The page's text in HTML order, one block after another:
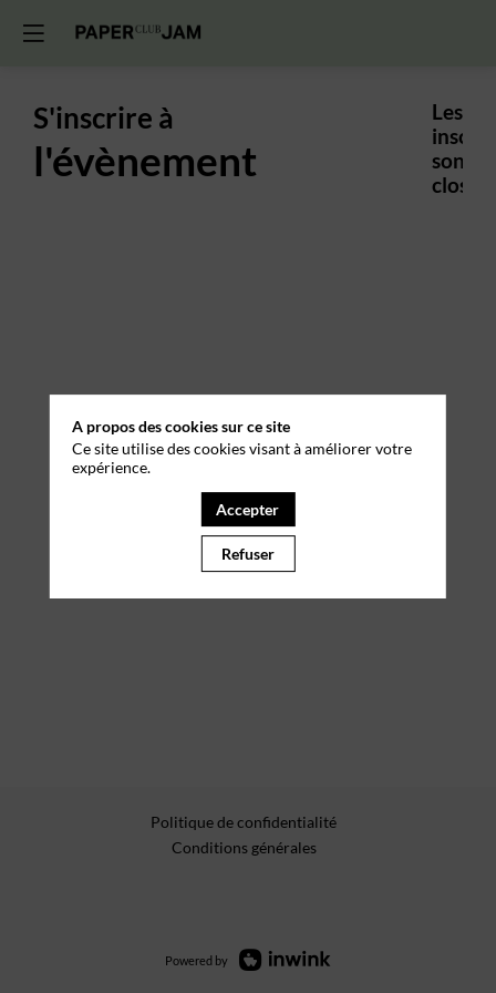
S'inscrire à
l'évènement
Les
sont
closes.
Politique de confidentialité
Conditions générales
Powered by
A propos des cookies sur ce site
Ce site utilise des cookies visant à améliorer votre
expérience.
Accepter
Refuser